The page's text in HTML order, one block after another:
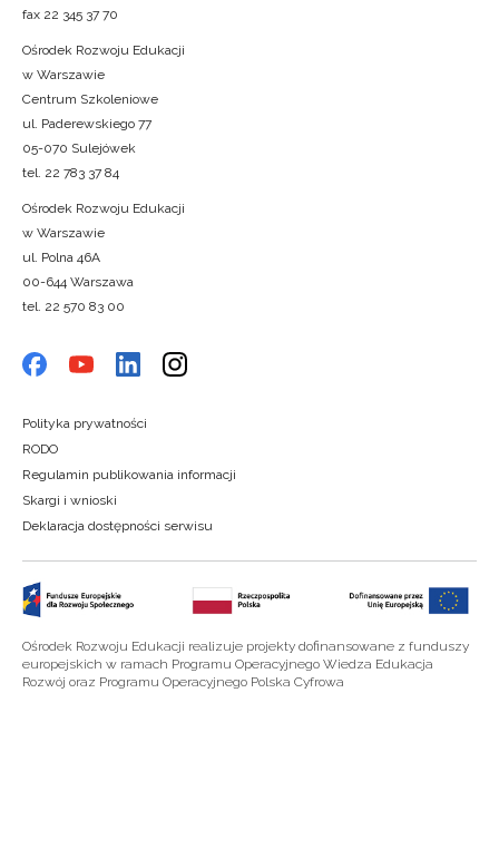
fax 22 345 37 70
Ośrodek Rozwoju Edukacji
w Warszawie
Centrum Szkoleniowe
ul. Paderewskiego 77
05-070 Sulejówek
tel. 22 783 37 84
Ośrodek Rozwoju Edukacji
w Warszawie
ul. Polna 46A
00-644 Warszawa
tel. 22 570 83 00
Polityka prywatności
RODO
Regulamin publikowania informacji
Skargi i wnioski
Deklaracja dostępności serwisu
Ośrodek Rozwoju Edukacji realizuje projekty dofinansowane z funduszy
europejskich w ramach Programu Operacyjnego Wiedza Edukacja
Rozwój oraz Programu Operacyjnego Polska Cyfrowa